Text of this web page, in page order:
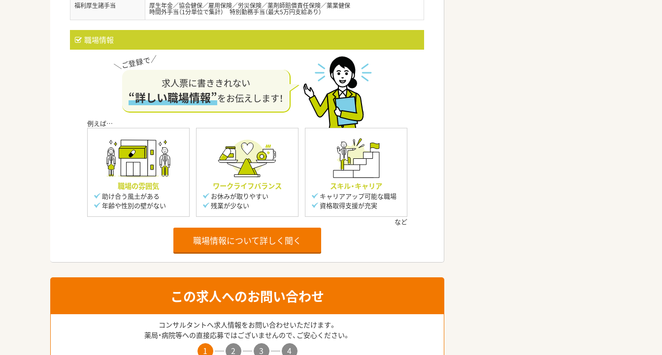
福利厚生諸手当
厚生年金／協会健保／雇用保険／労災保険／薬剤師賠償責任保険／薬業健保
時間外手当（1分単位で集計） 特別勤務手当（最大5万円支給あり）
職場情報
求人票に書ききれない
“詳しい職場情報”をお伝えします！
職場の雰囲気
助け合う風土がある
年齢や性別の壁がない
ワークライフバランス
お休みが取りやすい
残業が少ない
スキル・キャリア
キャリアアップ可能な職場
資格取得支援が充実
職場情報について詳しく聞く
この求人へのお問い合わせ
コンサルタントへ求人情報をお問い合わせいただけます。
薬局・病院等への直接応募ではございませんので、ご安心ください。
1 2 3 4